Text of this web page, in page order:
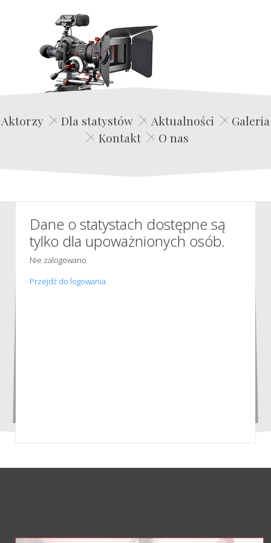
Edwin Film Agencja Aktorska
Aktorzy Dla statystów Aktualności
Galeria
Kontakt
O nas
Dane o statystach dostępne są
tylko dla upoważnionych osób.
Nie zalogowano
Przejdź do logowania